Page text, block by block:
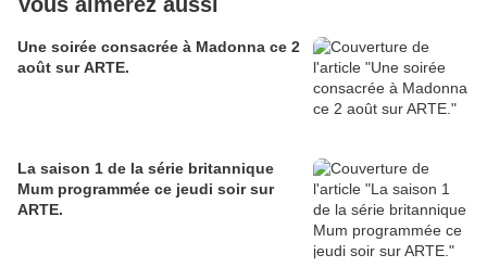
Une soirée consacrée à Madonna ce 2
août sur ARTE.
La saison 1 de la série britannique
Mum programmée ce jeudi soir sur
ARTE.